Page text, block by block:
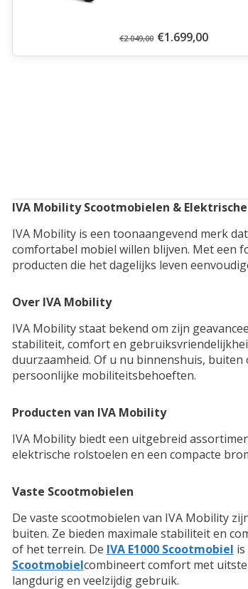
€2.049,00 €1.699,00
IVA Mobility Scootmobielen &
IVA Mobility is een toonaangevend merk
comfortabel mobiel willen blijven. Met een
producten die het dagelijks leven
Over IVA Mobility
IVA Mobility staat bekend om zijn
stabiliteit, comfort en
duurzaamheid. Of u nu binnenshuis,
persoonlijke mobiliteitsbehoeften.
Producten van IVA Mobility
IVA Mobility biedt een uitgebreid
elektrische rolstoelen en een compacte
Vaste Scootmobielen
De vaste scootmobielen van IVA Mobility
buiten. Ze bieden maximale stabiliteit en
of het terrein. De IVA E1000 Scootmobiel
Scootmobielcombineert comfort met
langdurig en veelzijdig gebruik.